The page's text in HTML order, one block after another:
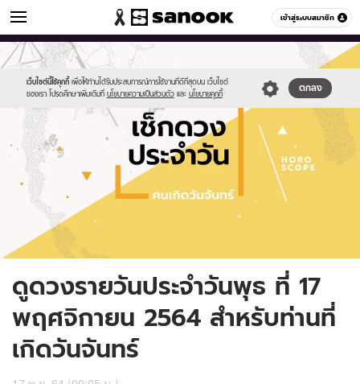
เข้าสู่ระบบสมาชิก
ดูดวง หมวดอื่นๆ
เว็บไซต์นี้ใช้คุกกี้ เพื่อให้ท่านได้รับประสบการณ์การใช้งานที่ดีที่สุดบน เว็บไซต์
ของเรา โปรดศึกษาเพิ่มเติมที่ นโยบายความเป็นส่วนตัว และ นโยบายคุกกี้
ตกลง
Sanook
//s.isanook.com/sr/0/images/logo-
new-
sanook.png
600
60
//s.isanook.com/ho/0/ud/fxd/day/daily-
horoscope-
monday.jpg
ดูดวงรายวันประจำวันพุธ ที่ 17
พฤศจิกายน 2564 สำหรับท่านที่
เกิดวันจันทร์